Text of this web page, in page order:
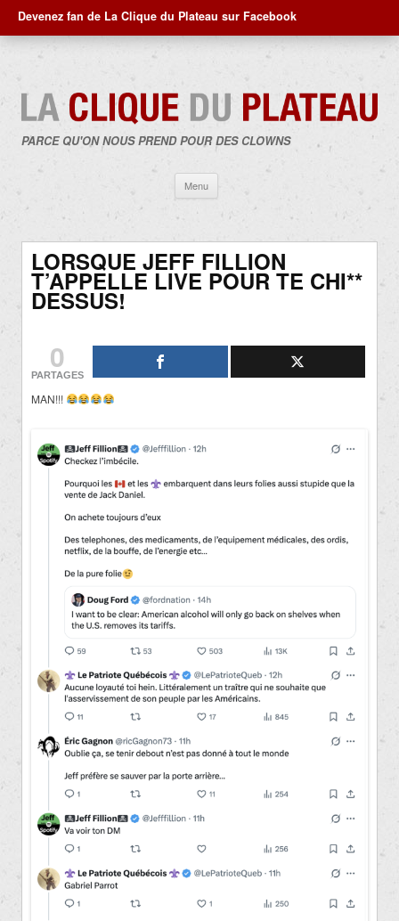
Devenez fan de La Clique du Plateau sur Facebook
PARCE QU'ON NOUS PREND POUR DES CLOWNS
Menu
contenu
LORSQUE JEFF FILLION
T’APPELLE LIVE POUR TE CHI**
DESSUS!
0
PARTAGES
MAN!!!